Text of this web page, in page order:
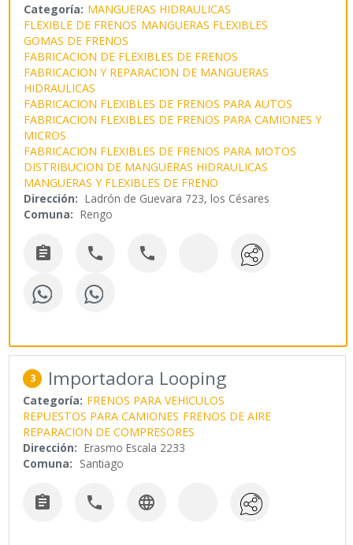
Categoría: MANGUERAS HIDRAULICAS
FLEXIBLE DE FRENOS MANGUERAS FLEXIBLES
GOMAS DE FRENOS
FABRICACION DE FLEXIBLES DE FRENOS
FABRICACION Y REPARACION DE MANGUERAS
HIDRAULICAS
FABRICACION FLEXIBLES DE FRENOS PARA AUTOS
FABRICACION FLEXIBLES DE FRENOS PARA CAMIONES Y
MICROS
FABRICACION FLEXIBLES DE FRENOS PARA MOTOS
DISTRIBUCION DE MANGUERAS HIDRAULICAS
MANGUERAS Y FLEXIBLES DE FRENO
Dirección: Ladrón de Guevara 723, los Césares
Comuna: Rengo
  
3 Importadora Looping
Categoría: FRENOS PARA VEHICULOS
REPUESTOS PARA CAMIONES FRENOS DE AIRE
REPARACION DE COMPRESORES
Dirección: Erasmo Escala 2233
Comuna: Santiago
  